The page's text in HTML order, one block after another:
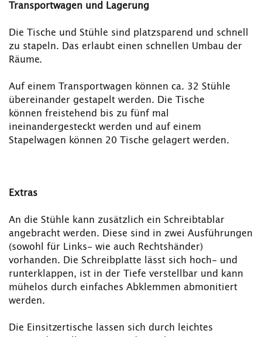
Transportwagen und Lagerung
Die Tische und Stühle sind platzsparend und schnell
zu stapeln. Das erlaubt einen schnellen Umbau der
Räume.
Auf einem Transportwagen können ca. 32 Stühle
übereinander gestapelt werden. Die Tische
können freistehend bis zu fünf mal
ineinandergesteckt werden und auf einem
Stapelwagen können 20 Tische gelagert werden.
Extras
An die Stühle kann zusätzlich ein Schreibtablar
angebracht werden. Diese sind in zwei Ausführungen
(sowohl für Links- wie auch Rechtshänder)
vorhanden. Die Schreibplatte lässt sich hoch- und
runterklappen, ist in der Tiefe verstellbar und kann
mühelos durch einfaches Abklemmen abmonitiert
werden.
Die Einsitzertische lassen sich durch leichtes